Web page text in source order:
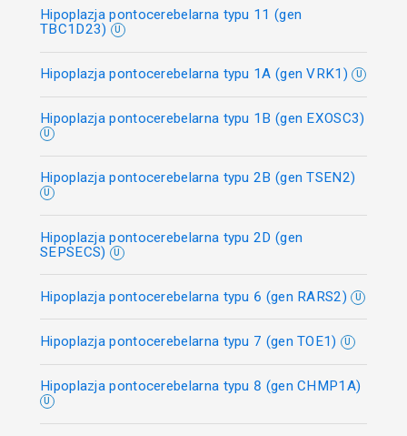
Hipoplazja pontocerebelarna typu 11 (gen
TBC1D23)
U
Hipoplazja pontocerebelarna typu 1A (gen VRK1) U
Hipoplazja pontocerebelarna typu 1B (gen EXOSC3)
U
Hipoplazja pontocerebelarna typu 2B (gen TSEN2)
U
Hipoplazja pontocerebelarna typu 2D (gen
SEPSECS)
U
Hipoplazja pontocerebelarna typu 6 (gen RARS2) U
Hipoplazja pontocerebelarna typu 7 (gen TOE1) U
Hipoplazja pontocerebelarna typu 8 (gen CHMP1A)
U